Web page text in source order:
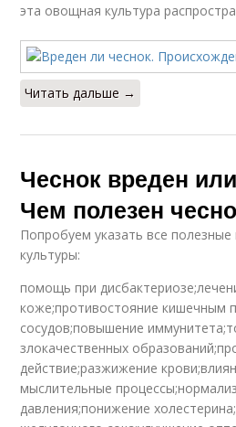
Полезные рецепты
с чесноком
эта овощная культура
Читать дальше →
Чеснок вреден
Чем полезен
Попробуем указать все полезные
культуры:
помощь при
коже;противостояние кишечным
сосудов;повышение
злокачественных
действие;разжижение
мыслительные
давления;понижение